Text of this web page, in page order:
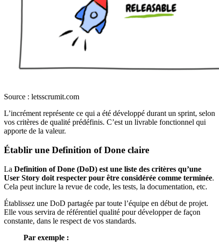
Source : letsscrumit.com
L’incrément représente ce qui a été développé durant un sprint, selon
vos critères de qualité prédéfinis. C’est un livrable fonctionnel qui
apporte de la valeur.
Établir une Definition of Done claire
La Definition of Done (DoD) est une liste des critères qu’une
User Story doit respecter pour être considérée comme terminée.
Cela peut inclure la revue de code, les tests, la documentation, etc.
Établissez une DoD partagée par toute l’équipe en début de projet.
Elle vous servira de référentiel qualité pour développer de façon
constante, dans le respect de vos standards.
Par exemple :